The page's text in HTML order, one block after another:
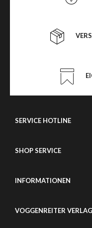
SERVICE HOTLINE
SHOP SERVICE
INFORMATIONEN
VOGGENREITER VERLAG